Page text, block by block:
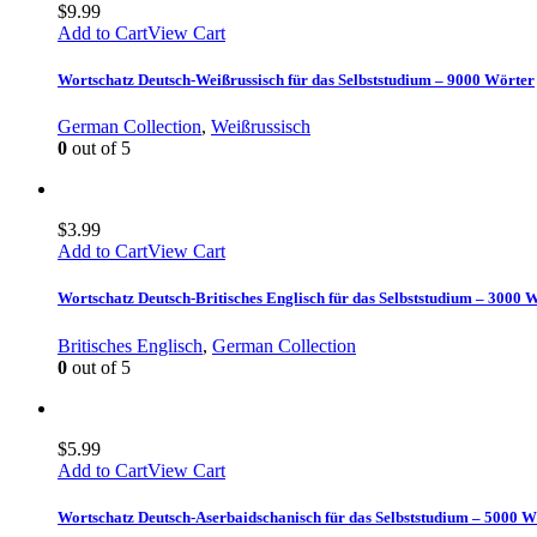
$9.99
Add to CartView Cart
Wortschatz Deutsch-Weißrussisch für das Selbststudium – 9000 Wörter
German Collection, Weißrussisch
0 out of 5
$3.99
Add to CartView Cart
Wortschatz Deutsch-Britisches Englisch für das Selbststudium – 3000
Britisches Englisch, German Collection
0 out of 5
$5.99
Add to CartView Cart
Wortschatz Deutsch-Aserbaidschanisch für das Selbststudium – 5000